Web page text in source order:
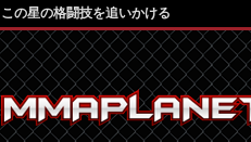
この星の格闘技を追いかける